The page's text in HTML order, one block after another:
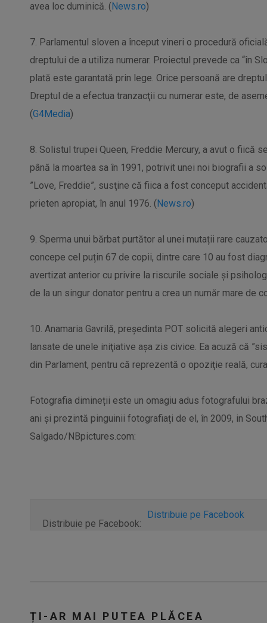
avea loc duminică. (News.ro)
7. Parlamentul sloven a început vineri o procedură
dreptului de a utiliza numerar. Proiectul prevede ca “în
plată este garantată prin lege. Orice persoană are
Dreptul de a efectua tranzacţii cu numerar este, de
(G4Media)
8. Solistul trupei Queen, Freddie Mercury, a avut o fiică
până la moartea sa în 1991, potrivit unei noi biografii a
”Love, Freddie”, susţine că fiica a fost conceput
prieten apropiat, în anul 1976. (News.ro)
9. Sperma unui bărbat purtător al unei mutații rare
concepe cel puțin 67 de copii, dintre care 10 au fost
avertizat anterior cu privire la riscurile sociale și
de la un singur donator pentru a crea un număr mare de
10. Anamaria Gavrilă, preşedinta POT solicită alegeri
lansate de unele iniţiative aşa zis civice. Ea acuză că
din Parlament, pentru că reprezentă o opoziţie reală,
Fotografia dimineții este un omagiu adus fotografului
ani și prezintă pinguinii fotografiați de el, în 2009, in
Salgado/NBpictures.com:
Distribuie pe Facebook:
Distribuie pe Facebook
ȚI-AR MAI PUTEA PLĂCEA